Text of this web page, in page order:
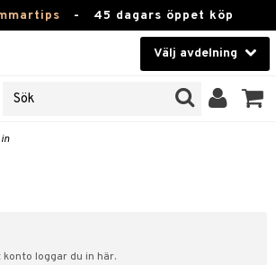
- 45 dagars öppet köp
Välj avdelning
loggar du in här.